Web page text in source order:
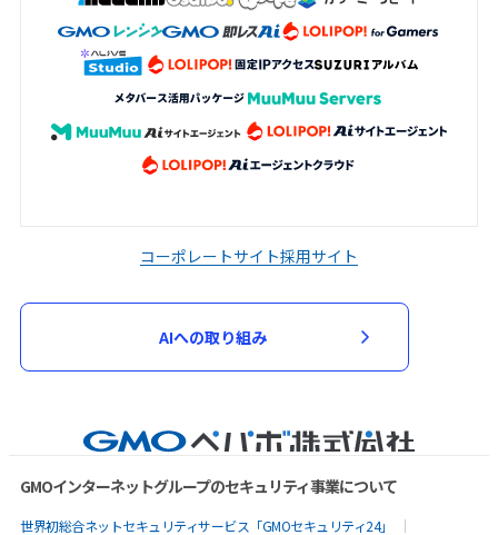
コーポレートサイト採用サイト
AIへの取り組み
GMOインターネットグループのセキュリティ事業について
世界初総合ネットセキュリティサービス「GMOセキュリティ24」